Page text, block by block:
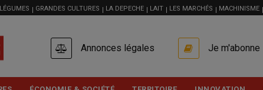
GRANDES CULTURES LA DEPECHE LAIT LES MARCHÉS MACHINISME
ACCOUNT
Annonces légales Je m'abonne